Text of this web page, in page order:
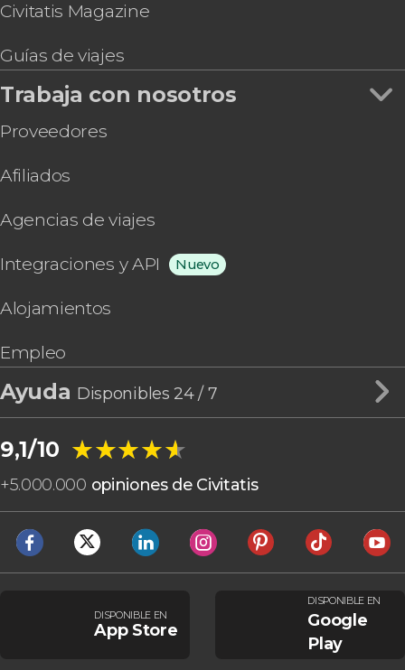
Civitatis Magazine
Guías de viajes
Trabaja con nosotros
Proveedores
Afiliados
Agencias de viajes
Integraciones y API Nuevo
Alojamientos
Empleo
Ayuda Disponibles 24 / 7
9,1/10 ★★★★★
★★★★★
+5.000.000 opiniones de Civitatis
DISPONIBLE EN
App Store
DISPONIBLE EN
Google
Play